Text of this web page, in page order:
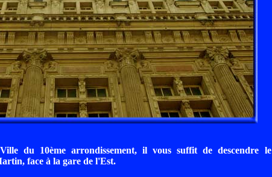
du 10ème arrondissement, il vous suffit de descendre le
face à la gare de l'Est.